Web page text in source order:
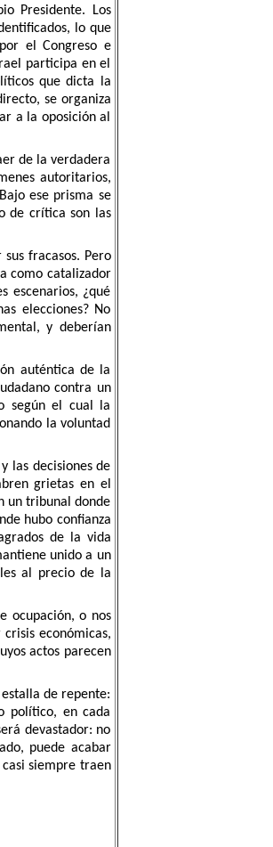
Presidente. Los
lo que
el Congreso e
participa en el
que dicta la
se organiza
a la oposición al
de la verdadera
autoritarios,
ese prisma se
de crítica son las
fracasos. Pero
como catalizador
escenarios, ¿qué
elecciones? No
y deberían
auténtica de la
contra un
según el cual la
la voluntad
las decisiones de
grietas en el
un tribunal donde
hubo confianza
de la vida
unido a un
al precio de la
ocupación, o nos
económicas,
actos parecen
de repente:
político, en cada
devastador: no
puede acabar
siempre traen